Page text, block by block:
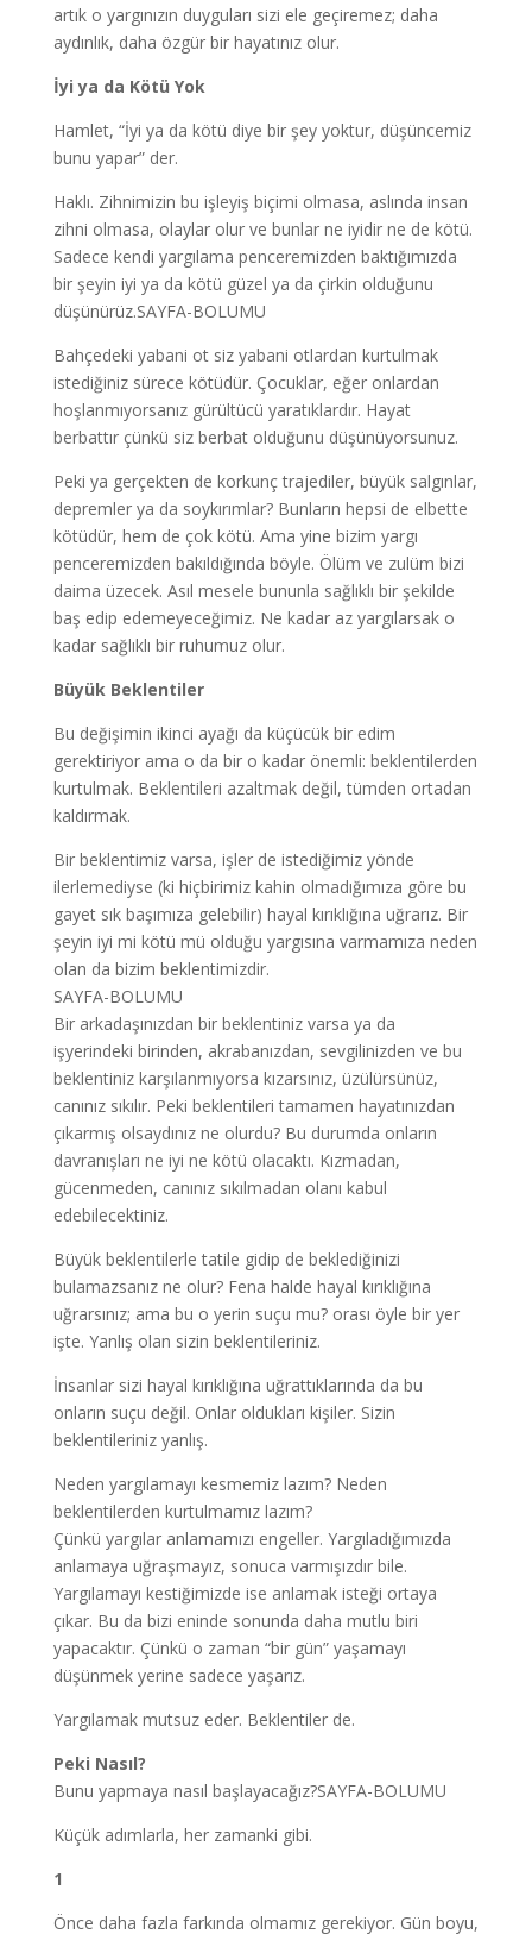
artık o yargınızın duyguları sizi ele geçiremez; daha
aydınlık, daha özgür bir hayatınız olur.
İyi ya da Kötü Yok
Hamlet, “İyi ya da kötü diye bir şey yoktur, düşüncemiz
bunu yapar” der.
Haklı. Zihnimizin bu işleyiş biçimi olmasa, aslında insan
zihni olmasa, olaylar olur ve bunlar ne iyidir ne de kötü.
Sadece kendi yargılama penceremizden baktığımızda
bir şeyin iyi ya da kötü güzel ya da çirkin olduğunu
düşünürüz.SAYFA-BOLUMU
Bahçedeki yabani ot siz yabani otlardan kurtulmak
istediğiniz sürece kötüdür. Çocuklar, eğer onlardan
hoşlanmıyorsanız gürültücü yaratıklardır. Hayat
berbattır çünkü siz berbat olduğunu düşünüyorsunuz.
Peki ya gerçekten de korkunç trajediler, büyük salgınlar,
depremler ya da soykırımlar? Bunların hepsi de elbette
kötüdür, hem de çok kötü. Ama yine bizim yargı
penceremizden bakıldığında böyle. Ölüm ve zulüm bizi
daima üzecek. Asıl mesele bununla sağlıklı bir şekilde
baş edip edemeyeceğimiz. Ne kadar az yargılarsak o
kadar sağlıklı bir ruhumuz olur.
Büyük Beklentiler
Bu değişimin ikinci ayağı da küçücük bir edim
gerektiriyor ama o da bir o kadar önemli: beklentilerden
kurtulmak. Beklentileri azaltmak değil, tümden ortadan
kaldırmak.
Bir beklentimiz varsa, işler de istediğimiz yönde
ilerlemediyse (ki hiçbirimiz kahin olmadığımıza göre bu
gayet sık başımıza gelebilir) hayal kırıklığına uğrarız. Bir
şeyin iyi mi kötü mü olduğu yargısına varmamıza neden
olan da bizim beklentimizdir.
SAYFA-BOLUMU
Bir arkadaşınızdan bir beklentiniz varsa ya da
işyerindeki birinden, akrabanızdan, sevgilinizden ve bu
beklentiniz karşılanmıyorsa kızarsınız, üzülürsünüz,
canınız sıkılır. Peki beklentileri tamamen hayatınızdan
çıkarmış olsaydınız ne olurdu? Bu durumda onların
davranışları ne iyi ne kötü olacaktı. Kızmadan,
gücenmeden, canınız sıkılmadan olanı kabul
edebilecektiniz.
Büyük beklentilerle tatile gidip de beklediğinizi
bulamazsanız ne olur? Fena halde hayal kırıklığına
uğrarsınız; ama bu o yerin suçu mu? orası öyle bir yer
işte. Yanlış olan sizin beklentileriniz.
İnsanlar sizi hayal kırıklığına uğrattıklarında da bu
onların suçu değil. Onlar oldukları kişiler. Sizin
beklentileriniz yanlış.
Neden yargılamayı kesmemiz lazım? Neden
beklentilerden kurtulmamız lazım?
Çünkü yargılar anlamamızı engeller. Yargıladığımızda
anlamaya uğraşmayız, sonuca varmışızdır bile.
Yargılamayı kestiğimizde ise anlamak isteği ortaya
çıkar. Bu da bizi eninde sonunda daha mutlu biri
yapacaktır. Çünkü o zaman “bir gün” yaşamayı
düşünmek yerine sadece yaşarız.
Yargılamak mutsuz eder. Beklentiler de.
Peki Nasıl?
Bunu yapmaya nasıl başlayacağız?SAYFA-BOLUMU
Küçük adımlarla, her zamanki gibi.
1
Önce daha fazla farkında olmamız gerekiyor. Gün boyu,